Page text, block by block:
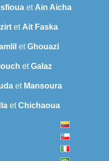
et Ain Aicha
et Ait Faska
etGhouazi
etGalaz
et Mansoura
etChichaoua